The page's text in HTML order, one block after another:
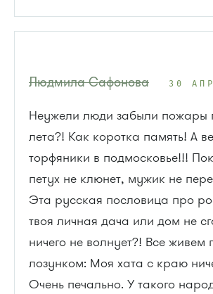
Людмила Сафонова 30
Неужели люди забыли пожары
лета?! Как коротка память! А
торфяники в подмосковье!!!
петух не клюнет, мужик не
Эта русская пословица про
твоя личная дача или дом не
ничего не волнует?! Все живем
лозунком: Моя хата с краю
Очень печально. У такого